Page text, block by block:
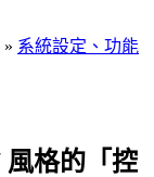
» 系統設定、功能
風格的「控